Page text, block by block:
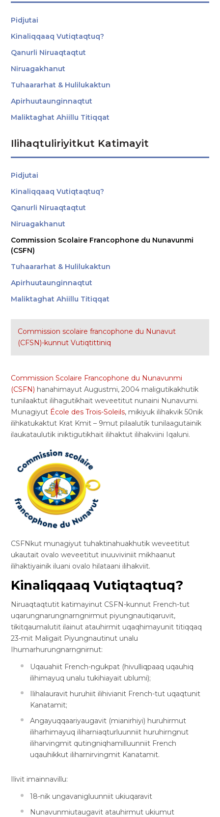
Pidjutai
Kinaliqqaaq Vutiqtaqtuq?
Qanurli Niruaqtaqtut
Niruagakhanut
Tuhaararhat & Hulilukaktun
Apirhuutaunginnaqtut
Maliktaghat Ahiillu Titiqqat
Ilihaqtuliriyitkut Katimayit
Pidjutai
Kinaliqqaaq Vutiqtaqtuq?
Qanurli Niruaqtaqtut
Niruagakhanut
Commission Scolaire Francophone du Nunavunmi​
(CSFN)
Tuhaararhat & Hulilukaktun
Apirhuutaunginnaqtut
Maliktaghat Ahiillu Titiqqat
Commission scolaire francophone du Nunavut
(CFSN)-kunnut Vutiqtittiniq
Commission Scolaire Francophone du Nunavunmi​
(CSFN) hanahimayut Augustmi, 2004 maligutikakhutik
tunilaaktut ilihagutikhait weveetitut nunaini Nunavumi.
Munagiyut École des Trois-Soleils, mikiyuk ilihakvik 50nik
ilihkatukaktut Krat Kmit – 9mut pilaalutik tunilaagutainik
ilaukataulutik iniktigutikhait ilihaktut ilihakviini Iqaluni.
CSFNkut munagiyut tuhaktinahuakhutik weveetitut
ukautait ovalo weveetitut inuuviviniit mikhaanut
ilihaktiyainik iluani ovalo hilataani ilihakviit.
Kinaliqqaaq Vutiqtaqtuq?
Niruaqtaqtutit katimayinut CSFN-kunnut French-tut
uqarungnarungnarngnirmut piyungnautiqaruvit,
tikitqaumalutit ilainut atauhirmit uqaqhimayunit titiqqaq
23-mit Maligait Piyungnautinut unalu
Ihumarhurungnarngnirnut:
Uqauahiit French-ngukpat (hivulliqpaaq uqauhiq
ilihimayuq unalu tukihiayait ublumi);
Ilihalauravit huruhiit ilihivianit French-tut uqaqtunit
Kanatamit;
Angayuqqaariyaugavit (mianirhiyi) huruhirmut
iliharhimayuq iliharniaqturluunniit huruhirngnut
iliharvingmit qutingniqhamilluunniit French
uqauhikkut iliharnirvingmit Kanatamit.
Ilivit imainnavillu:
18-nik ungavanigluunniit ukiuqaravit
Nunavunmiutaugavit atauhirmut ukiumut